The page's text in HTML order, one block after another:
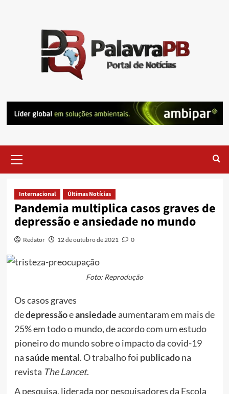
Menu
Internacional Últimas Notícias
Pandemia multiplica casos graves de
depressão e ansiedade no mundo
Redator 12 de outubro de 2021 0
Foto: Reprodução
Os casos graves
dedepressãoeansiedadeaumentaram em mais de
25% em todo o mundo, de acordo com um estudo
pioneiro do mundo sobre o impacto da covid-19
nasaúde mental. O trabalho foi publicadona
revista The Lancet.
A pesquisa, liderada por pesquisadores da Escola